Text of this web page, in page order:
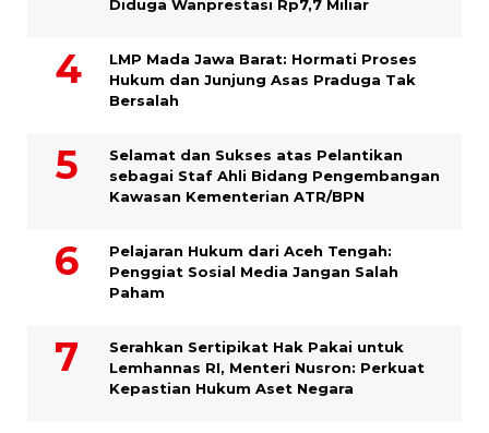
Diduga Wanprestasi Rp7,7 Miliar
LMP Mada Jawa Barat: Hormati Proses
Hukum dan Junjung Asas Praduga Tak
Bersalah
Selamat dan Sukses atas Pelantikan
sebagai Staf Ahli Bidang Pengembangan
Kawasan Kementerian ATR/BPN
Pelajaran Hukum dari Aceh Tengah:
Penggiat Sosial Media Jangan Salah
Paham
Serahkan Sertipikat Hak Pakai untuk
Lemhannas RI, Menteri Nusron: Perkuat
Kepastian Hukum Aset Negara